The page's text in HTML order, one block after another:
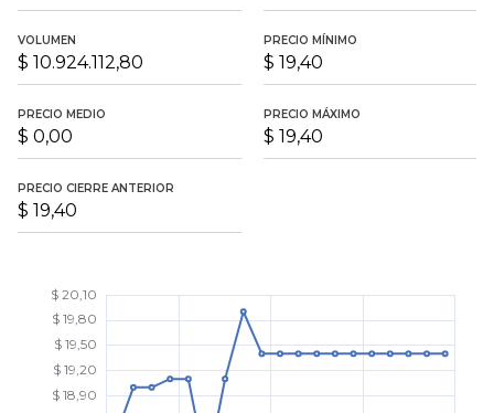
VOLUMEN
$ 10.924.112,80
PRECIO MÍNIMO
$ 19,40
PRECIO MEDIO
$ 0,00
PRECIO MÁXIMO
$ 19,40
PRECIO CIERRE ANTERIOR
$ 19,40